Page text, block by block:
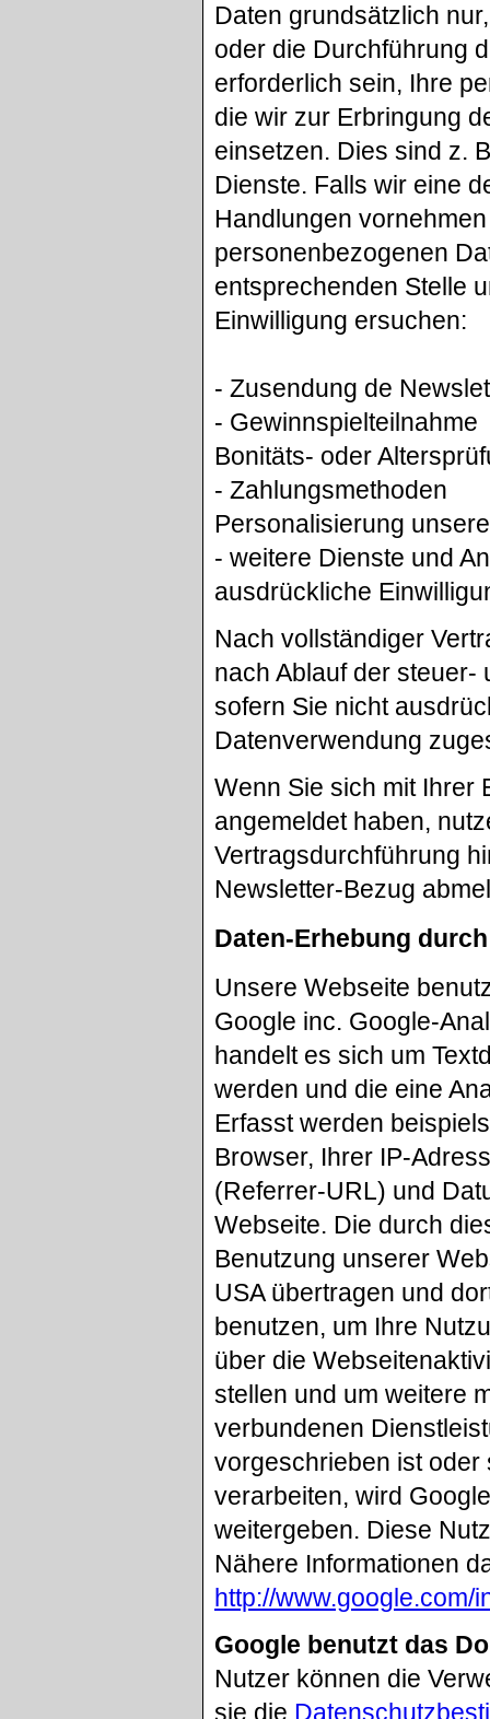
Daten grundsätzlich
oder die Durchführung
erforderlich sein, Ihre
die wir zur Erbringung
einsetzen. Dies sind z.
Dienste. Falls wir eine
Handlungen
personenbezogenen
entsprechenden Stelle
Einwilligung ersuchen:
- Zusendung de
- Gewinnspielteilnahme
Bonitäts- oder
- Zahlungsmethoden
Personalisierung
- weitere Dienste und
ausdrückliche
Nach vollständiger
nach Ablauf der steuer-
sofern Sie nicht
Datenverwendung
Wenn Sie sich mit Ihrer
angemeldet haben,
Vertragsdurchführung
Newsletter-Bezug
Daten-Erhebung
Unsere Webseite
Google inc. Google-
handelt es sich um
werden und die eine
Erfasst werden
Browser, Ihrer IP-
(Referrer-URL) und
Webseite. Die durch
Benutzung unserer
USA übertragen und
benutzen, um Ihre
über die
stellen und um weitere
verbundenen
vorgeschrieben ist oder
verarbeiten, wird
weitergeben. Diese
Nähere Informationen
http://www.google.com/
Google benutzt das
Nutzer können die
sie die